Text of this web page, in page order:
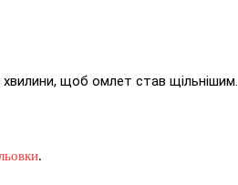
щоб омлет став щільнішим.
.